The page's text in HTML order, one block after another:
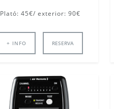
Plató: 45€/ exterior: 90€
+ INFO RESERVA